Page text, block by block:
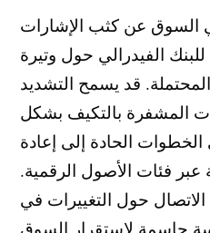
السوق عن كثب الإشارات
الفيدرالي حول وتيرة
قد يسمح التشديد
المشفرة بالتكيف بشكل
الخطوات الحادة إلى إعادة
عبر فئات الأصول الرقمية.
حول التغييرات في